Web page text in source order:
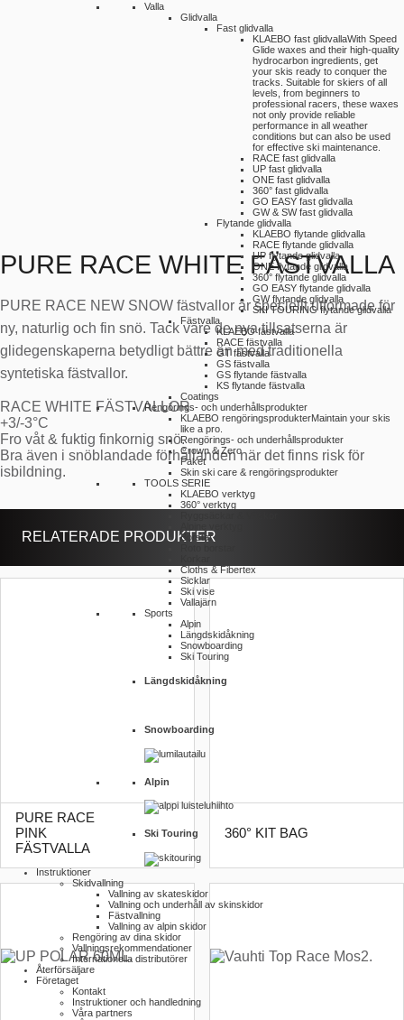
Valla
Glidvalla
Fast glidvalla
KLAEBO fast glidvallaWith Speed
Glide waxes and their high-quality
hydrocarbon ingredients, get
your skis ready to conquer the
tracks. Suitable for skiers of all
levels, from beginners to
professional racers, these waxes
not only provide reliable
performance in all weather
conditions but can also be used
for effective ski maintenance.
RACE fast glidvalla
UP fast glidvalla
ONE fast glidvalla
360° fast glidvalla
GO EASY fast glidvalla
GW & SW fast glidvalla
Flytande glidvalla
KLAEBO flytande glidvalla
RACE flytande glidvalla
UP flytande glidvalla
ONE flytande glidvalla
360° flytande glidvalla
GO EASY flytande glidvalla
GW flytande glidvalla
SKI TOURING flytande glidvalla
Fästvalla
KLAEBO fästvalla
RACE fästvalla
GT fästvalla
GS fästvalla
GS flytande fästvalla
KS flytande fästvalla
Coatings
Rengörings- och underhållsprodukter
KLAEBO rengöringsprodukterMaintain your skis
like a pro.
Rengörings- och underhållsprodukter
Crown & Zero
Paket
Skin ski care & rengöringsprodukter
TOOLS SERIE
KLAEBO verktyg
360° verktyg
Borstar
Cloths & Fibertex
Sicklar
Ski vise
Vallajärn
Sports
Alpin
Längdskidåkning
Snowboarding
Ski Touring
Längdskidåkning
Snowboarding
Alpin
Ski Touring
Instruktioner
Skidvallning
Vallning av skateskidor
Vallning och underhåll av skinskidor
Fästvallning
Vallning av alpin skidor
Rengöring av dina skidor
Vallnings­rekommendationer
Internationella distributörer
Återförsäljare
Företaget
Kontakt
Instruktioner och handledning
Våra partners
PURE RACE WHITE FÄSTVALLA
PURE RACE NEW SNOW fästvallor är speciellt utformade för
ny, naturlig och fin snö. Tack vare de nya tillsatserna är
glidegenskaperna betydligt bättre än med traditionella
syntetiska fästvallor.
RACE WHITE FÄSTVALLOR
+3/-3°C
Fro våt & fuktig finkornig snö.
Bra även i snöblandade förhållanden när det finns risk för
isbildning.
RELATERADE PRODUKTER
PURE RACE
PINK
FÄSTVALLA
360° KIT BAG